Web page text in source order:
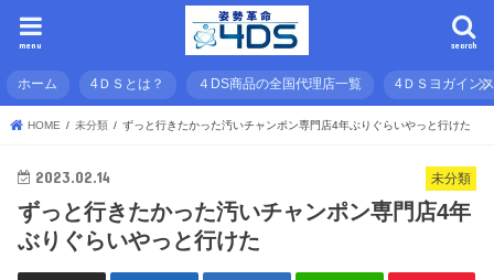
search
menu
ホーム 4ＤＳとは？ ４DS商品の全国代理店一覧 4ＤＳヨガイン
HOME 未分類 ずっと行きたかった汚いチャンポン専門店4年ぶりぐらいやっと行けた
未分類
2023.02.14
ずっと行きたかった汚いチャンポン専門店4年
ぶりぐらいやっと行けた